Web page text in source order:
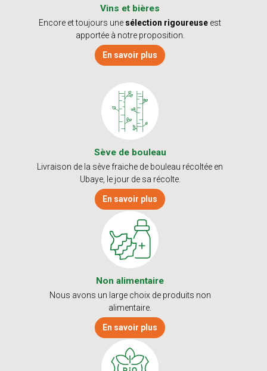
Vins et bières
Encore et toujours une sélection rigoureuse est
apportée à notre proposition.
En savoir plus
Sève de bouleau
Livraison de la sève fraiche de bouleau récoltée en
Ubaye, le jour de sa récolte.
En savoir plus
Non alimentaire
Nous avons un large choix de produits non
alimentaire.
En savoir plus